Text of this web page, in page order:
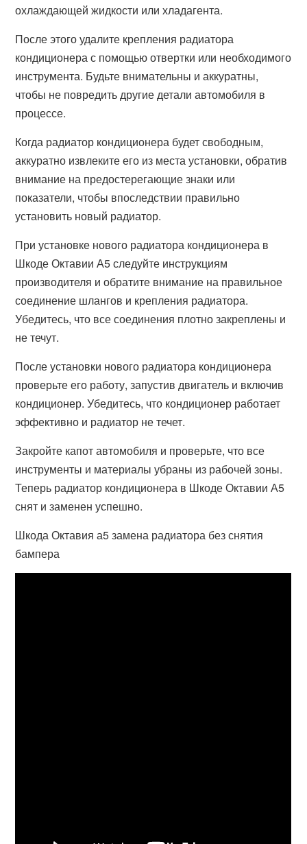
охлаждающей жидкости или хладагента.
После этого удалите крепления радиатора
кондиционера с помощью отвертки или необходимого
инструмента. Будьте внимательны и аккуратны,
чтобы не повредить другие детали автомобиля в
процессе.
Когда радиатор кондиционера будет свободным,
аккуратно извлеките его из места установки, обратив
внимание на предостерегающие знаки или
показатели, чтобы впоследствии правильно
установить новый радиатор.
При установке нового радиатора кондиционера в
Шкоде Октавии А5 следуйте инструкциям
производителя и обратите внимание на правильное
соединение шлангов и крепления радиатора.
Убедитесь, что все соединения плотно закреплены и
не течут.
После установки нового радиатора кондиционера
проверьте его работу, запустив двигатель и включив
кондиционер. Убедитесь, что кондиционер работает
эффективно и радиатор не течет.
Закройте капот автомобиля и проверьте, что все
инструменты и материалы убраны из рабочей зоны.
Теперь радиатор кондиционера в Шкоде Октавии А5
снят и заменен успешно.
Шкода Октавия а5 замена радиатора без снятия
бампера